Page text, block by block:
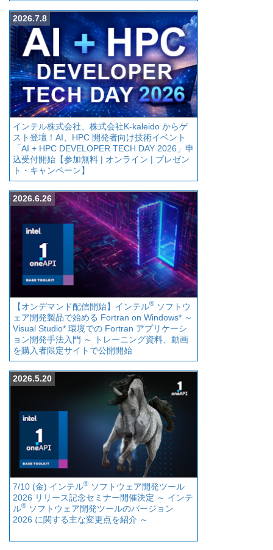
2026.7.8
インテル株式会社、株式会社K-kaleido からゲ
スト登壇！AI、HPC 開発者向け技術イベント
「AI + HPC DEVELOPER TECH DAY 2026」申
込受付開始【参加無料 | オンライン | プレゼン
ト・キャンペーン】
2026.6.26
【オンデマンド配信開始】インテル® ソフトウ
ェア開発製品で始める Fortran on Windows* ～
Visual Studio* 環境での Fortran アプリケーシ
ョン開発手法入門 ～ トレーニング資料、動画
を購入者限定サイトで公開開始
2026.5.20
7/10 (金) インテル® ソフトウェア開発ツール
2026 リリース記念セミナー開催決定 ～ インテ
ル® ソフトウェア開発ツールのバージョン
2026 に関する主な変更点を紹介 ～